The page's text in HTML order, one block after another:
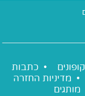
קופונים • כתבות
• מדיניות החזרה
מותגים